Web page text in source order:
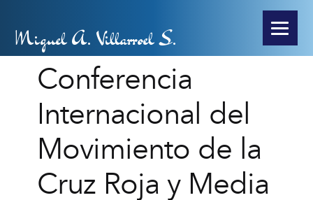
Miguel A. Villarroel S.
Conferencia
Internacional del
Movimiento de la
Cruz Roja y Media